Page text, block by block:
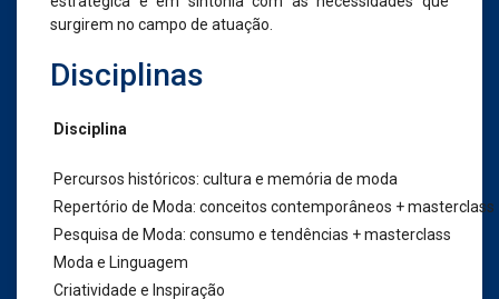
surgirem no campo de atuação.
Disciplinas
Disciplina
Percursos históricos: cultura e memória de moda
Repertório de Moda: conceitos contemporâneos + masterclass
Pesquisa de Moda: consumo e tendências + masterclass
Moda e Linguagem
Criatividade e Inspiração